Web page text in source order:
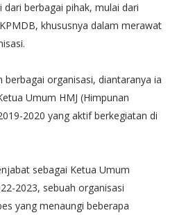
berbagai pihak, mulai dari
khususnya dalam merawat
organisasi, diantaranya ia
Umum HMJ (Himpunan
2020 yang aktif berkegiatan di
sebagai Ketua Umum
2023, sebuah organisasi
yang menaungi beberapa